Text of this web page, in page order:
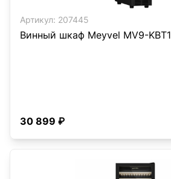
Артикул: 207445
Винный шкаф Meyvel MV9-KBT1
30 899 ₽